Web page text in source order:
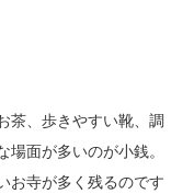
茶、歩きやすい靴、調
面が多いのが小銭。
お寺が多く残るのです